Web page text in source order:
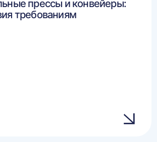
прессы и конвейеры:
требованиям